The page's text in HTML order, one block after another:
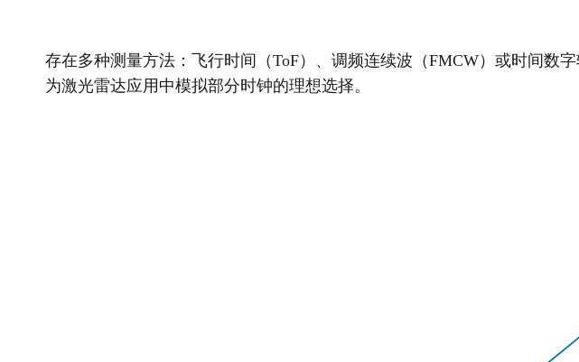
存在多种测量方法：飞行时间（ToF）、调频连续波（FMCW）或时间数
为激光雷达应用中模拟部分时钟的理想选择。